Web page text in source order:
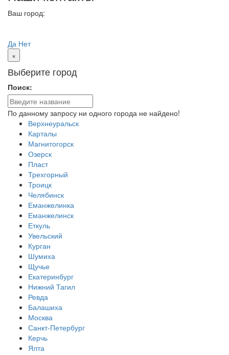
Ваш город:
Да Нет
×
Выберите город
Поиск:
По данному запросу ни одного города не найдено!
Верхнеуральск
Карталы
Магнитогорск
Озерск
Пласт
Трехгорный
Троицк
Челябинск
Еманжелинка
Еманжелинск
Еткуль
Увельский
Курган
Шумиха
Щучье
Екатеринбург
Нижний Тагил
Ревда
Балашиха
Москва
Санкт-Петербург
Керчь
Ялта